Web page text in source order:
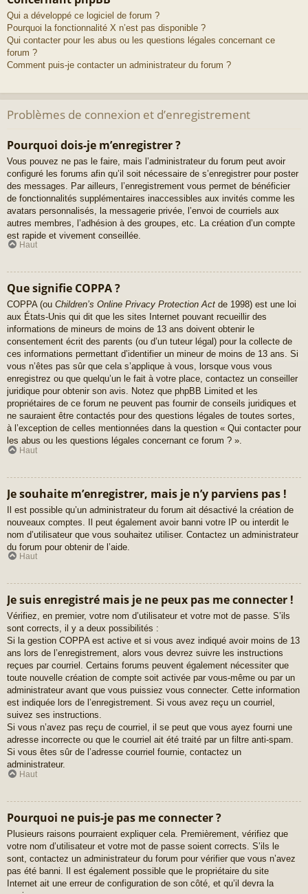
Qui a développé ce logiciel de forum ?
Pourquoi la fonctionnalité X n’est pas disponible ?
Qui contacter pour les abus ou les questions légales concernant ce
forum ?
Comment puis-je contacter un administrateur du forum ?
Problèmes de connexion et d’enregistrement
Pourquoi dois-je m’enregistrer ?
Vous pouvez ne pas le faire, mais l’administrateur du forum peut avoir
configuré les forums afin qu’il soit nécessaire de s’enregistrer pour poster
des messages. Par ailleurs, l’enregistrement vous permet de bénéficier
de fonctionnalités supplémentaires inaccessibles aux invités comme les
avatars personnalisés, la messagerie privée, l’envoi de courriels aux
autres membres, l’adhésion à des groupes, etc. La création d’un compte
est rapide et vivement conseillée.
Haut
Que signifie COPPA ?
COPPA (ou Children’s Online Privacy Protection Act de 1998) est une loi
aux États-Unis qui dit que les sites Internet pouvant recueillir des
informations de mineurs de moins de 13 ans doivent obtenir le
consentement écrit des parents (ou d’un tuteur légal) pour la collecte de
ces informations permettant d’identifier un mineur de moins de 13 ans. Si
vous n’êtes pas sûr que cela s’applique à vous, lorsque vous vous
enregistrez ou que quelqu’un le fait à votre place, contactez un conseiller
juridique pour obtenir son avis. Notez que phpBB Limited et les
propriétaires de ce forum ne peuvent pas fournir de conseils juridiques et
ne sauraient être contactés pour des questions légales de toutes sortes,
à l’exception de celles mentionnées dans la question « Qui contacter pour
les abus ou les questions légales concernant ce forum ? ».
Haut
Je souhaite m’enregistrer, mais je n’y parviens pas !
Il est possible qu’un administrateur du forum ait désactivé la création de
nouveaux comptes. Il peut également avoir banni votre IP ou interdit le
nom d’utilisateur que vous souhaitez utiliser. Contactez un administrateur
du forum pour obtenir de l’aide.
Haut
Je suis enregistré mais je ne peux pas me connecter !
Vérifiez, en premier, votre nom d’utilisateur et votre mot de passe. S’ils
sont corrects, il y a deux possibilités :
Si la gestion COPPA est active et si vous avez indiqué avoir moins de 13
ans lors de l’enregistrement, alors vous devrez suivre les instructions
reçues par courriel. Certains forums peuvent également nécessiter que
toute nouvelle création de compte soit activée par vous-même ou par un
administrateur avant que vous puissiez vous connecter. Cette information
est indiquée lors de l’enregistrement. Si vous avez reçu un courriel,
suivez ses instructions.
Si vous n’avez pas reçu de courriel, il se peut que vous ayez fourni une
adresse incorrecte ou que le courriel ait été traité par un filtre anti-spam.
Si vous êtes sûr de l’adresse courriel fournie, contactez un
administrateur.
Haut
Pourquoi ne puis-je pas me connecter ?
Plusieurs raisons pourraient expliquer cela. Premièrement, vérifiez que
votre nom d’utilisateur et votre mot de passe soient corrects. S’ils le
sont, contactez un administrateur du forum pour vérifier que vous n’avez
pas été banni. Il est également possible que le propriétaire du site
Internet ait une erreur de configuration de son côté, et qu’il devra la